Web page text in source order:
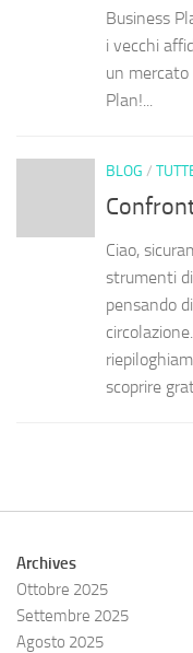
Business
i vecchi
un mercato
Plan!...
BLOG /
Ciao,
strumenti
pensando
scoprire
Archives
Ottobre 2025
Settembre 2025
Agosto 2025